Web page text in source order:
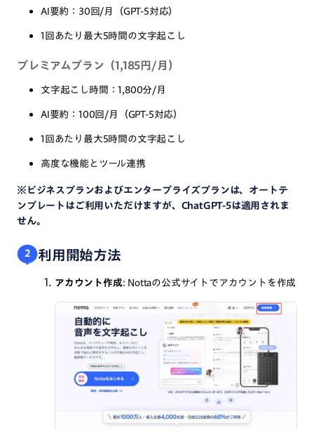
AI要約：30回/月（GPT-5対応）
1回あたり最大5時間の文字起こし
プレミアムプラン（1,185円/月）
文字起こし時間：1,800分/月
AI要約：100回/月（GPT-5対応）
1回あたり最大5時間の文字起こし
高度な機能とツール連携
※ビジネスプランおよびエンタープライズプランは、オートテ
ンプレートはご利用いただけますが、ChatGPT-5は適用されま
せん。
2 利用開始方法
アカウント作成: Nottaの公式サイトでアカウントを作成